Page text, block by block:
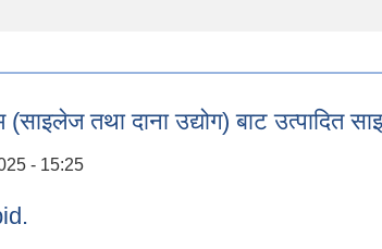
तथा दाना उद्योग) बाट उत्पादित
- 15:25